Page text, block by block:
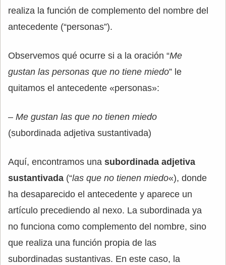
realiza la función de complemento del nombre del
antecedente (“personas”).
Observemos qué ocurre si a la oración “Me
gustan las personas que no tiene miedo” le
quitamos el antecedente «personas»:
– Me gustan las que no tienen miedo
(subordinada adjetiva sustantivada)
Aquí, encontramos una subordinada adjetiva
sustantivada (“las que no tienen miedo«), donde
ha desaparecido el antecedente y aparece un
artículo precediendo al nexo. La subordinada ya
no funciona como complemento del nombre, sino
que realiza una función propia de las
subordinadas sustantivas. En este caso, la